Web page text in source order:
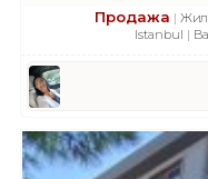
Продажа
Istanbul